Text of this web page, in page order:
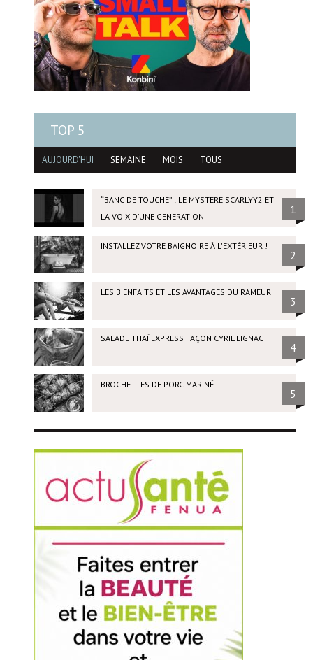
TOP 5
AUJOURD'HUI SEMAINE MOIS TOUS
“BANC DE TOUCHE” : LE MYSTÈRE SCARLYY2 ET
LA VOIX D’UNE GÉNÉRATION
1
INSTALLEZ VOTRE BAIGNOIRE À L'EXTÉRIEUR !
2
LES BIENFAITS ET LES AVANTAGES DU RAMEUR
3
SALADE THAÏ EXPRESS FAÇON CYRIL LIGNAC
4
BROCHETTES DE PORC MARINÉ
5